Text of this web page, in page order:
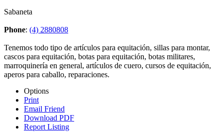
Sabaneta
Phone: (4) 2880808
Tenemos todo tipo de artículos para equitación, sillas para montar,
cascos para equitación, botas para equitación, botas militares,
marroquinería en general, artículos de cuero, cursos de equitación,
aperos para caballo, reparaciones.
Options
Print
Email Friend
Download PDF
Report Listing